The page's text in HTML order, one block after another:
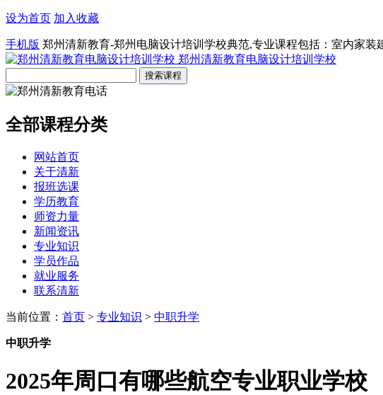
设为首页 加入收藏
手机版 郑州清新教育-郑州电脑设计培训学校典范,专业课程包括：室内家
郑州清新教育电脑设计培训学校
全部课程分类
网站首页
关于清新
报班选课
学历教育
师资力量
新闻资讯
专业知识
学员作品
就业服务
联系清新
当前位置： 首页 > 专业知识 > 中职升学
中职升学
2025年周口有哪些航空专业职业学校